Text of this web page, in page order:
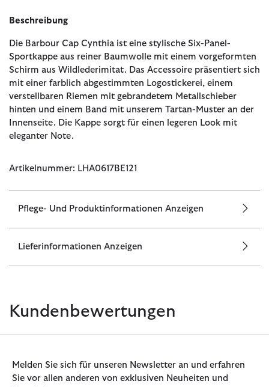
Beschreibung
Die Barbour Cap Cynthia ist eine stylische Six-Panel-
Sportkappe aus reiner Baumwolle mit einem vorgeformten
Schirm aus Wildlederimitat. Das Accessoire präsentiert sich
mit einer farblich abgestimmten Logostickerei, einem
verstellbaren Riemen mit gebrandetem Metallschieber
hinten und einem Band mit unserem Tartan-Muster an der
Innenseite. Die Kappe sorgt für einen legeren Look mit
eleganter Note.
Artikelnummer: LHA0617BE121
Pflege- Und Produktinformationen Anzeigen
Lieferinformationen Anzeigen
Kundenbewertungen
Melden Sie sich für unseren Newsletter an und erfahren
Sie vor allen anderen von exklusiven Neuheiten und